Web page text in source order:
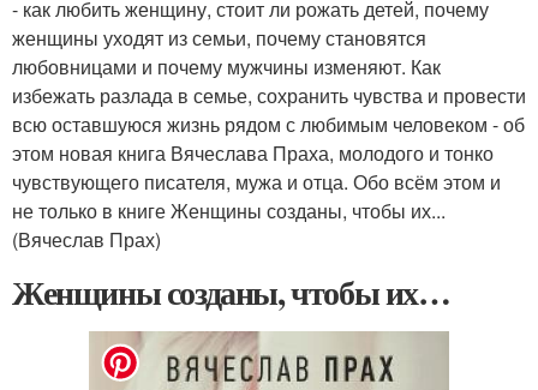
- как любить женщину, стоит ли рожать детей, почему
женщины уходят из семьи, почему становятся
любовницами и почему мужчины изменяют. Как
избежать разлада в семье, сохранить чувства и провести
всю оставшуюся жизнь рядом с любимым человеком - об
этом новая книга Вячеслава Праха, молодого и тонко
чувствующего писателя, мужа и отца. Обо всём этом и
не только в книге Женщины созданы, чтобы их...
(Вячеслав Прах)
Женщины созданы, чтобы их…